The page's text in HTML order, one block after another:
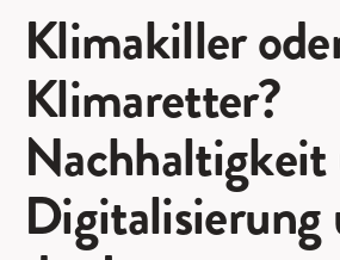
Klimakiller
Klimaretter?
Nachhaltigkeit